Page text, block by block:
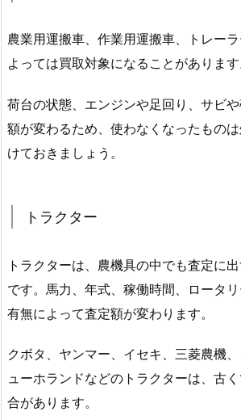
農業用運搬車、作業用運搬車、トレー
よっては買取対象になることがあります
荷台の状態、エンジンや足回り、サビ
額が変わるため、使わなくなったもの
けておきましょう。
トラクター
トラクターは、農機具の中でも査定に
です。馬力、年式、稼働時間、ロータ
有無によって査定額が変わります。
クボタ、ヤンマー、イセキ、三菱農機
ューホランドなどのトラクターは、古
合があります。